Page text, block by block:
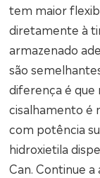
tem maior
diretamente à
armazenado
são
diferença é que
cisalhamento é
com potência
hidroxietila
Can. Continue